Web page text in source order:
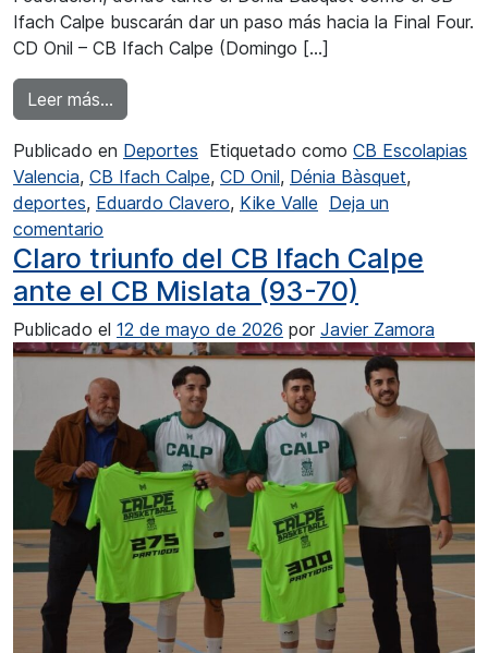
Ifach Calpe buscarán dar un paso más hacia la Final Four.
CD Onil – CB Ifach Calpe (Domingo […]
Leer más…
Publicado en Deportes Etiquetado como CB Escolapias
Valencia, CB Ifach Calpe, CD Onil, Dénia Bàsquet,
deportes, Eduardo Clavero, Kike Valle Deja un
comentario
Claro triunfo del CB Ifach Calpe
ante el CB Mislata (93-70)
Publicado el 12 de mayo de 2026 por Javier Zamora